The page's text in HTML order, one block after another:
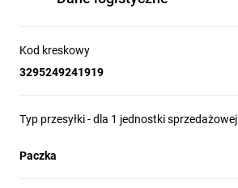
Kod kreskowy
3295249241919
Typ przesyłki - dla 1 jednostki sprzedażowej
Paczka